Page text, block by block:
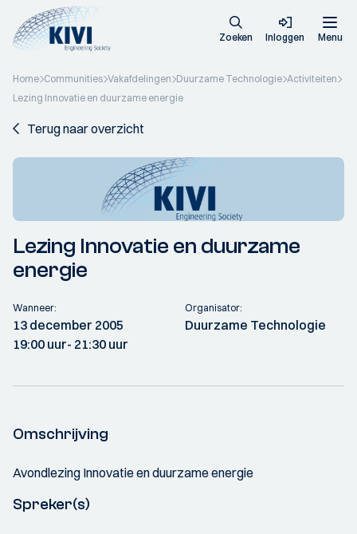
Zoeken Inloggen Menu
Home Communities Vakafdelingen Duurzame Technologie Activiteiten
Lezing Innovatie en duurzame energie
Terug naar overzicht
Lezing Innovatie en duurzame
energie
Wanneer:
13 december 2005
19:00 uur- 21:30 uur
Organisator:
Duurzame Technologie
Omschrijving
Avondlezing Innovatie en duurzame energie
Spreker(s)